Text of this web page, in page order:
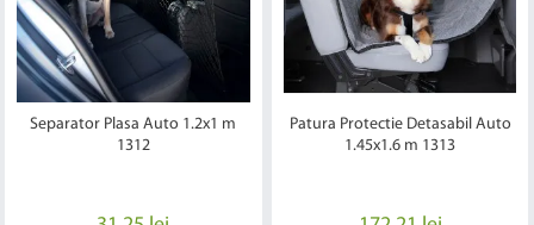
Separator Plasa Auto 1.2x1 m
1312
Patura Protectie Detasabil Auto
1.45x1.6 m 1313